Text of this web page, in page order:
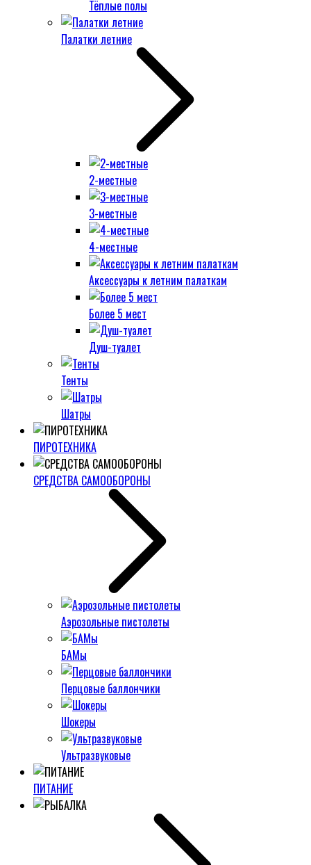
Тёплые полы
Палатки летние
2-местные
3-местные
4-местные
Аксессуары к летним палаткам
Более 5 мест
Душ-туалет
Тенты
Шатры
ПИРОТЕХНИКА
СРЕДСТВА САМООБОРОНЫ
Аэрозольные пистолеты
БАМы
Перцовые баллончики
Шокеры
Ультразвуковые
ПИТАНИЕ